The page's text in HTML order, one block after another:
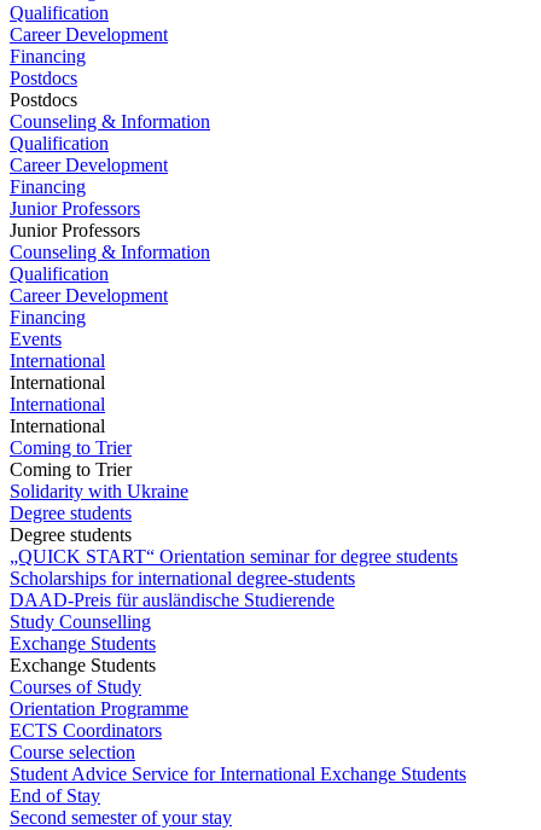
Qualification
Career Development
Financing
Postdocs
Postdocs
Counseling & Information
Qualification
Career Development
Financing
Junior Professors
Junior Professors
Counseling & Information
Qualification
Career Development
Financing
Events
International
International
International
International
Coming to Trier
Coming to Trier
Solidarity with Ukraine
Degree students
Degree students
„QUICK START“ Orientation seminar for degree students
Scholarships for international degree-students
DAAD-Preis für ausländische Studierende
Study Counselling
Exchange Students
Exchange Students
Courses of Study
Orientation Programme
ECTS Coordinators
Course selection
Student Advice Service for International Exchange Students
End of Stay
Second semester of your stay